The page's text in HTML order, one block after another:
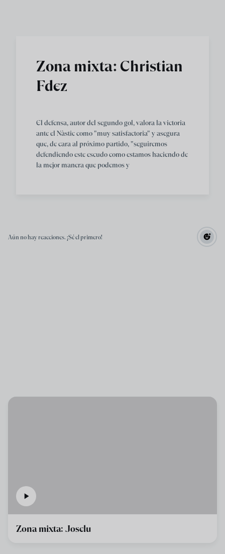
Zona mixta: Christian
Fdez
El defensa, autor del segundo gol, valora la victoria
ante el Nàstic como "muy satisfactoria" y asegura
que, de cara al próximo partido, "seguiremos
defendiendo este escudo como estamos haciendo de
la mejor manera que podemos y
Aún no hay reacciones. ¡Sé el primero!
Zona mixta: Joselu